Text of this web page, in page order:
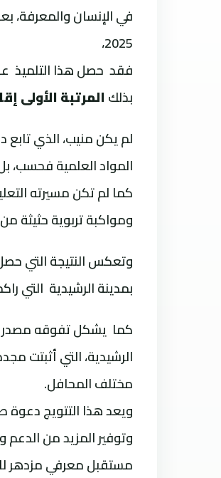
في الإنسان والمعرفة،
2025،
فقد حصل هذا التلميذ
بذلك المرتبة الأولى
المواد العلمية فحسب،
كما لم تكن مسيرته
ومواكبة تربوية حثيثة
بمدينة الرشيدية التي
كما يشكل تفوقه مصدر
الرشيدية، التي أثبتت
مختلف المحافل.
ويعد هذا التتويج دعوة
وتوفير المزيد من الدعم
مستقبل معرفي مزدهر